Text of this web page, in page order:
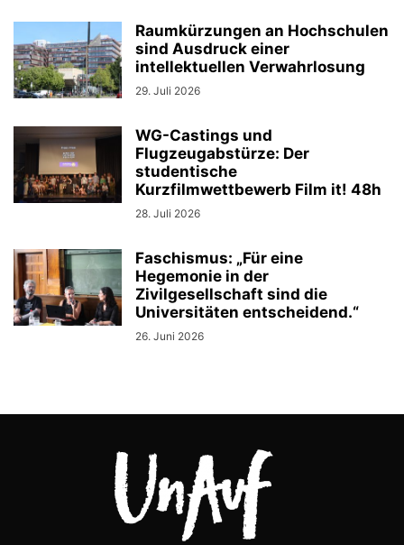
Raumkürzungen an Hochschulen
sind Ausdruck einer
intellektuellen Verwahrlosung
29. Juli 2026
WG-Castings und
Flugzeugabstürze: Der
studentische
Kurzfilmwettbewerb Film it! 48h
28. Juli 2026
Faschismus: „Für eine
Hegemonie in der
Zivilgesellschaft sind die
Universitäten entscheidend.“
26. Juni 2026